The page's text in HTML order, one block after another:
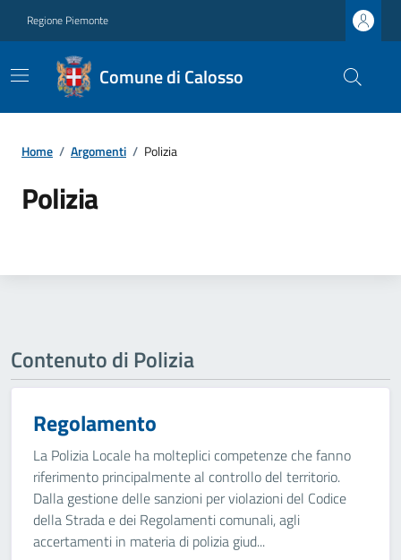
Regione Piemonte
Comune di Calosso
Home / Argomenti / Polizia
Polizia
Contenuto di Polizia
Regolamento
La Polizia Locale ha molteplici competenze che fanno
riferimento principalmente al controllo del territorio.
Dalla gestione delle sanzioni per violazioni del Codice
della Strada e dei Regolamenti comunali, agli
accertamenti in materia di polizia giud...